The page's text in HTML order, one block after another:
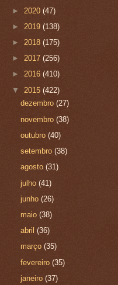
► 2020 (47)
► 2019 (138)
► 2018 (175)
► 2017 (256)
► 2016 (410)
▼ 2015 (422)
dezembro(27)
novembro(38)
outubro(40)
setembro(38)
agosto(31)
julho(41)
junho(26)
maio(38)
abril(36)
março(35)
fevereiro(35)
janeiro(37)